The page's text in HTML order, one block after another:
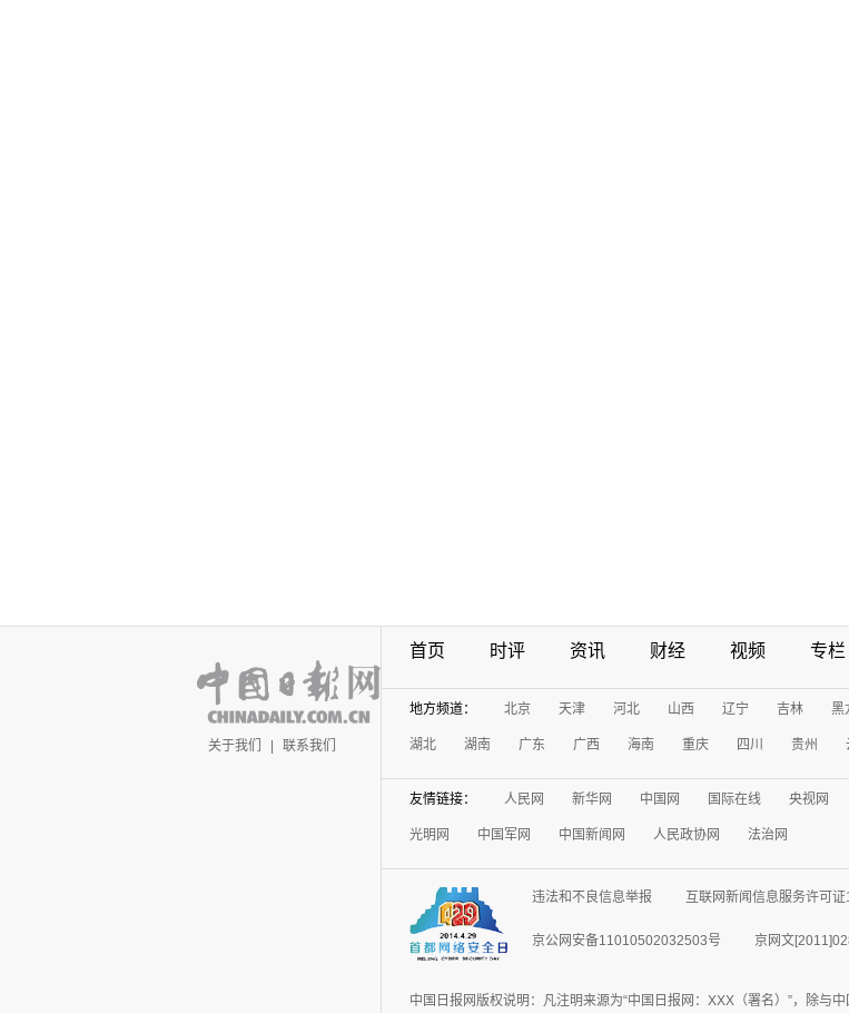
关于我们 联系我们
首页 时评 资讯 财经 视频 专栏
地方频道： 北京 天津 河北 山西 辽宁 吉林 黑
湖北 湖南 广东 广西 海南 重庆 四川 贵州
友情链接： 人民网 新华网 中国网 国际在线 央视网
光明网 中国军网 中国新闻网 人民政协网 法治网
违法和不良信息举报 互联网新闻信息服务许可
京公网安备11010502032503号 京网文
中国日报网版权说明：凡注明来源为“中国日报网：XXX（署名）”，除与